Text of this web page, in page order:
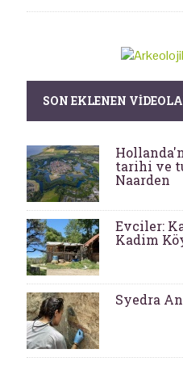
SON EKLENEN
tarihi ve
Naarden
Evciler:
Kadim
Syedra